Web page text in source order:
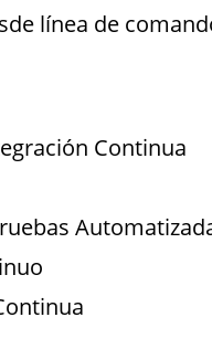
línea de
Continua